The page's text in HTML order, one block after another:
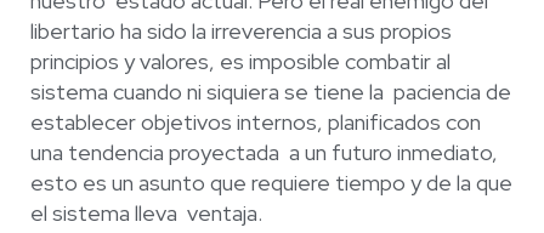
libertario ha sido la irreverencia a sus propios
principios y valores, es imposible combatir al
sistema cuando ni siquiera se tiene la paciencia de
establecer objetivos internos, planificados con
una tendencia proyectada a un futuro inmediato,
esto es un asunto que requiere tiempo y de la que
el sistema lleva ventaja.